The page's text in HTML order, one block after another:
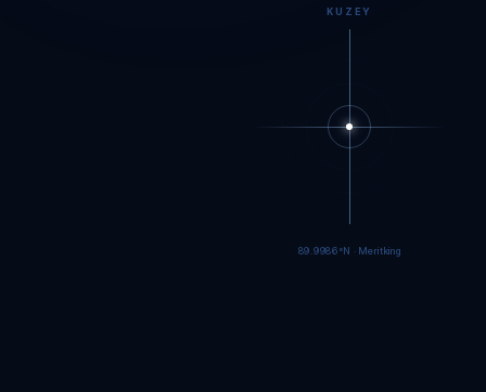
KUZEY
89.9984°N · Meritking